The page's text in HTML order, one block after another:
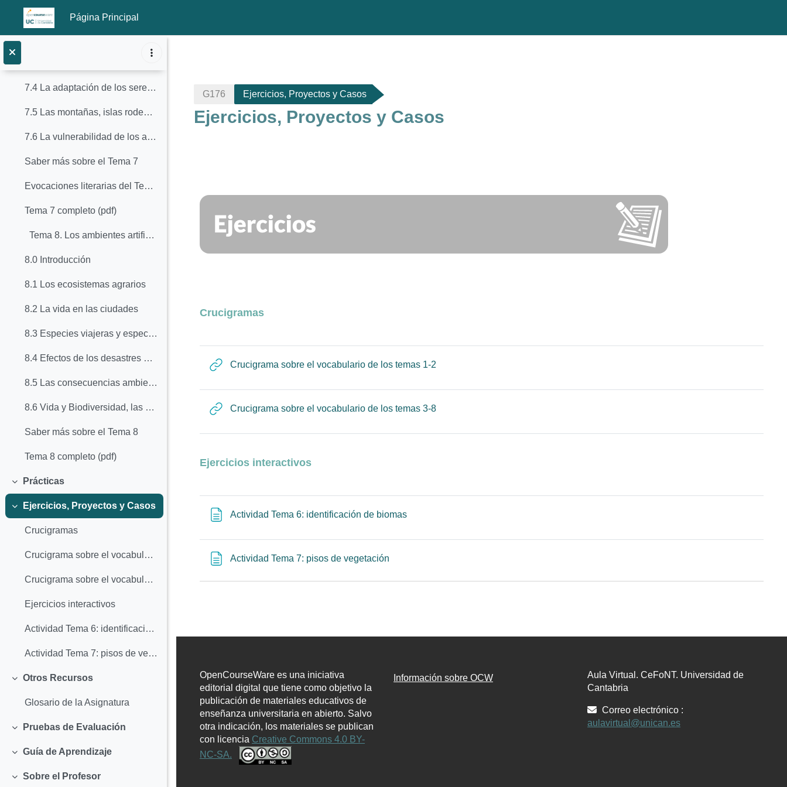
Salta al contenido principal
Página Principal
7.2 El escalonamiento vertical de las montañas
7.4 La adaptación de los seres vivos a las condiciones de montaña
7.5 Las montañas, islas rodeadas de tierra
7.6 La vulnerabilidad de los ambientes de montaña: factores naturales y humanos de estrés
Saber más sobre el Tema 7
Evocaciones literarias del Tema 7
Tema 7 completo (pdf)
Tema 8. Los ambientes artificiales
8.0 Introducción
8.1 Los ecosistemas agrarios
8.2 La vida en las ciudades
8.3 Especies viajeras y especies invasoras
8.4 Efectos de los desastres de origen humano
8.5 Las consecuencias ambientales de los conflictos armados
8.6 Vida y Biodiversidad, las dos caras de una misma moneda
Saber más sobre el Tema 8
Tema 8 completo (pdf)
Colapsar
Prácticas
Colapsar
Ejercicios, Proyectos y Casos
Crucigramas
Crucigrama sobre el vocabulario de los temas 1-2
Crucigrama sobre el vocabulario de los temas 3-8
Ejercicios interactivos
Actividad Tema 6: identificación de biomas
Actividad Tema 7: pisos de vegetación
Colapsar
Otros Recursos
Glosario de la Asignatura
Colapsar
Pruebas de Evaluación
Colapsar
Guía de Aprendizaje
Colapsar
Sobre el Profesor
G176 Ejercicios, Proyectos y Casos
Ejercicios, Proyectos y Casos
Perfilado de sección
Crucigramas
Crucigrama sobre el vocabulario de los temas 1-2
Crucigrama sobre el vocabulario de los temas 3-8URL
Ejercicios interactivos
Actividad Tema 6: identificación de biomasPágina
Actividad Tema 7: pisos de vegetación
OpenCourseWare es una iniciativa
editorial digital que tiene como objetivo la
publicación de materiales educativos de
enseñanza universitaria en abierto. Salvo
otra indicación, los materiales se publican
con licencia Creative Commons 4.0 BY-
NC-SA.
Información sobre OCW
Aula Virtual. CeFoNT. Universidad de
Cantabria
Correo electrónico :
aulavirtual@unican.es